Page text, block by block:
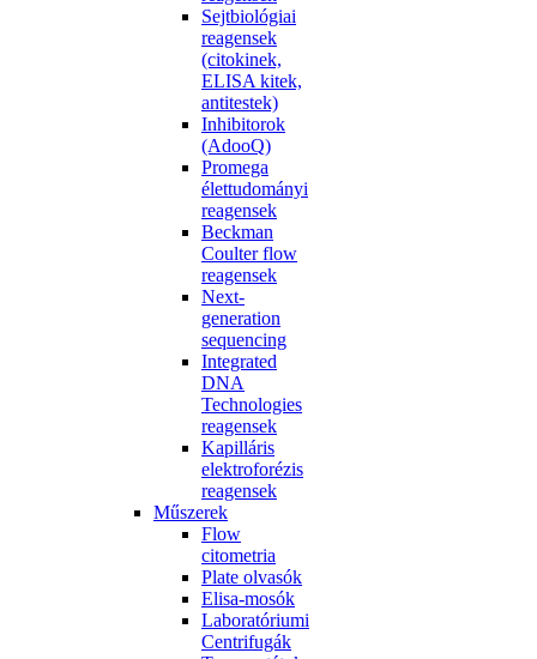
Sejtbiológiai
reagensek
(citokinek,
ELISA kitek,
antitestek)
Inhibitorok
(AdooQ)
Promega
élettudományi
reagensek
Beckman
Coulter flow
reagensek
Next-
generation
sequencing
Integrated
DNA
Technologies
reagensek
Kapilláris
elektroforézis
reagensek
Műszerek
Flow
citometria
Plate olvasók
Elisa-mosók
Laboratóriumi
Centrifugák